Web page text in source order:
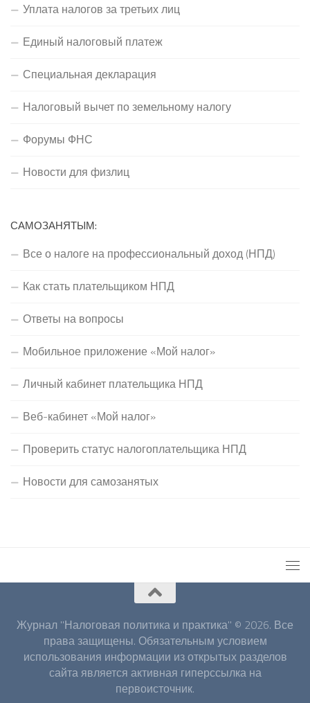
Уплата налогов за третьих лиц
Единый налоговый платеж
Специальная декларация
Налоговый вычет по земельному налогу
Форумы ФНС
Новости для физлиц
САМОЗАНЯТЫМ:
Все о налоге на профессиональный доход (НПД)
Как стать плательщиком НПД
Ответы на вопросы
Мобильное приложение «Мой налог»
Личный кабинет плательщика НПД
Веб-кабинет «Мой налог»
Проверить статус налогоплательщика НПД
Новости для самозанятых
Журнал "Налоговая политика и практика" © 2026. Все
права защищены. Обязательным условием
использования информации из открытых разделов
сайта является активная гиперссылка на
первоисточник.